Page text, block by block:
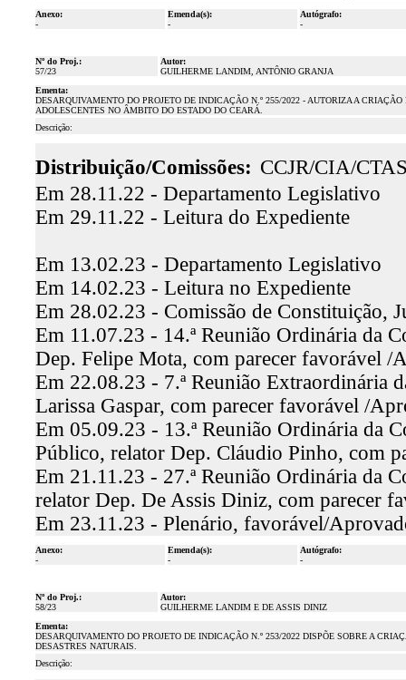
Anexo:
-
Emenda(s):
-
Autógrafo:
-
Nº do Proj.:
57/23
Autor:
GUILHERME LANDIM, ANTÔNIO GRANJA
Ementa:
DESARQUIVAMENTO DO PROJETO DE INDICAÇÃO N.º 255/2022 - AUTORIZA A
ADOLESCENTES NO ÂMBITO DO ESTADO DO CEARÁ.
Descrição:
Distribuição/Comissões: CCJR/CIA/
Em 28.11.22 - Departamento Legislativo
Em 29.11.22 - Leitura do Expediente
Em 13.02.23 - Departamento Legislativo
Em 14.02.23 - Leitura no Expediente
Em 28.02.23 - Comissão de Constituição,
Em 11.07.23 - 14.ª Reunião Ordinária da
Dep. Felipe Mota, com parecer favorável /
Em 22.08.23 - 7.ª Reunião Extraordinária
Larissa Gaspar, com parecer favorável /
Em 05.09.23 - 13.ª Reunião Ordinária da
Público, relator Dep. Cláudio Pinho, com
Em 21.11.23 - 27.ª Reunião Ordinária da
relator Dep. De Assis Diniz, com parecer
Em 23.11.23 - Plenário, favorável/
Anexo:
-
Emenda(s):
-
Autógrafo:
-
Nº do Proj.:
58/23
Autor:
GUILHERME LANDIM E DE ASSIS DINIZ
Ementa:
DESARQUIVAMENTO DO PROJETO DE INDICAÇÃO N.º 253/2022 DISPÕE SOBRE A
DESASTRES NATURAIS.
Descrição: